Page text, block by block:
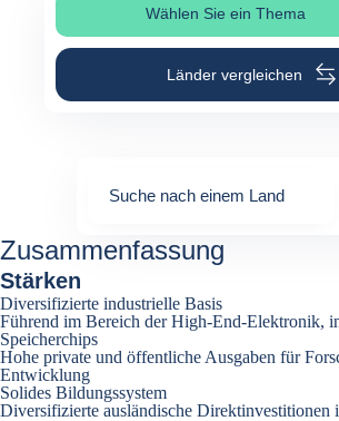
Wählen Sie ein Thema
Seitenabschnitt
Länder vergleichen
Suche nach einem Land
suggestions
Zusammenfassung
Stärken
Diversifizierte industrielle Basis
Führend im Bereich der High-End-Elektronik,
Speicherchips
Hohe private und öffentliche Ausgaben für
Entwicklung
Solides Bildungssystem
Diversifizierte ausländische Direktinvestitionen